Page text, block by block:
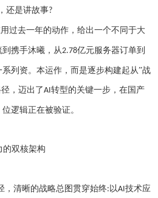
还是讲故事?
过去一年的动作，给出一个不同于大
携手沐曦，从2.78亿元服务器订单到
列资。本运作，而是逐步构建起从”战
，迈出了AI转型的关键一步，在国产
逻辑正在被验证。
的双核架构
，清晰的战略总图贯穿始终: 以AI技术应